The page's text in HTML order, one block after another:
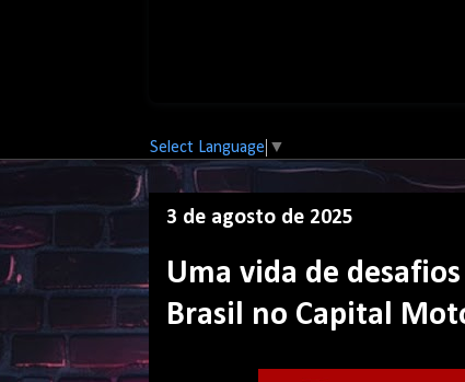
Select Language ▼
3 de agosto de 2025
Uma vida de
Brasil no Capital